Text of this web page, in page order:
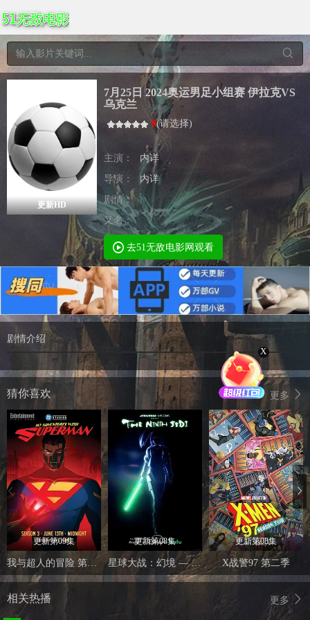
更新HD
7月25日 2024奥运男足小组赛 伊拉克VS
乌克兰
0(请选择)
主演：
内详
导演：
内详
剧情：
又名：
去51无敌电影网观看
剧情介绍
更多
猜你喜欢
更新第09集
我与超人的冒险 第三季
更新第08集
星球大战：幻境 — 第九个绝地武士
更新第08集
X战警97 第二季
更多
相关热播
X